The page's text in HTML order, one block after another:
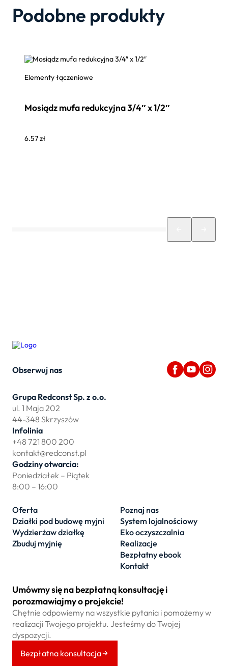
Podobne produkty
Elementy łączeniowe
Mosiądz mufa redukcyjna 3/4″ x 1/2″
6.57zł
Obserwuj nas
Grupa Redconst Sp. z o.o.
ul. 1 Maja 202
44-348 Skrzyszów
Infolinia
+48 721 800 200
kontakt@redconst.pl
Godziny otwarcia:
Poniedziałek – Piątek
8:00 – 16:00
Oferta
Działki pod budowę myjni
Wydzierżaw działkę
Zbuduj myjnię
Poznaj nas
System lojalnościowy
Eko oczyszczalnia
Realizacje
Bezpłatny ebook
Kontakt
Umówmy się na bezpłatną konsultację i
porozmawiajmy o projekcie!
Chętnie odpowiemy na wszystkie pytania i pomożemy w
realizacji Twojego projektu. Jesteśmy do Twojej
dyspozycji.
Bezpłatna konsultacja